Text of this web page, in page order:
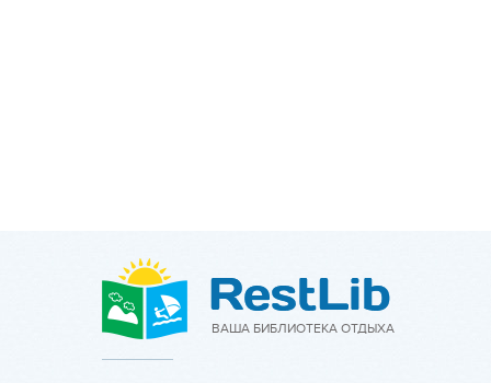
ВАША БИБЛИОТЕКА ОТДЫХА